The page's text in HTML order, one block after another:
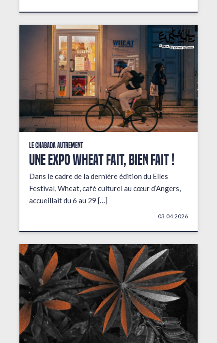
Le Chabada autrement
Une expo wheat fait, bien fait !
Dans le cadre de la dernière édition du Elles
Festival, Wheat, café culturel au cœur d’Angers,
accueillait du 6 au 29 […]
03.04.2026